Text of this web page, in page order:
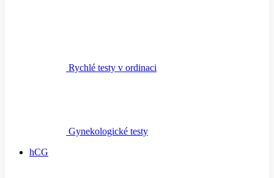
Rychlé testy v ordinaci
Gynekologické testy
hCG